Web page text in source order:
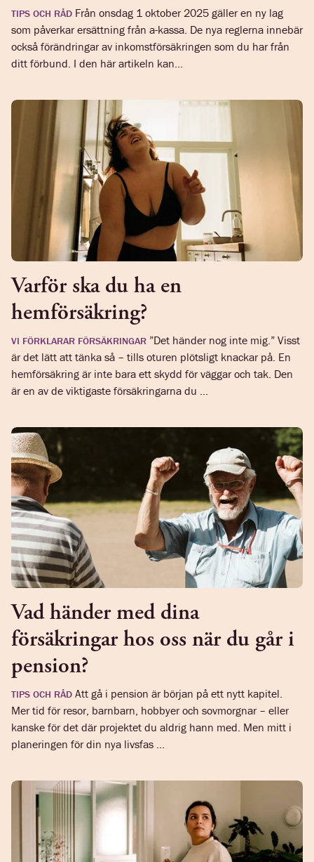
TIPS OCH RÅD Från onsdag 1 oktober 2025 gäller en ny lag
som påverkar ersättning från a-kassa. De nya reglerna innebär
också förändringar av inkomstförsäkringen som du har från
ditt förbund. I den här artikeln kan...
Varför ska du ha en
hemförsäkring?
VI FÖRKLARAR FÖRSÄKRINGAR ”Det händer nog inte mig.” Visst
är det lätt att tänka så – tills oturen plötsligt knackar på. En
hemförsäkring är inte bara ett skydd för väggar och tak. Den
är en av de viktigaste försäkringarna du ...
Vad händer med dina
försäkringar hos oss när du går i
pension?
TIPS OCH RÅD Att gå i pension är början på ett nytt kapitel.
Mer tid för resor, barnbarn, hobbyer och sovmorgnar – eller
kanske för det där projektet du aldrig hann med. Men mitt i
planeringen för din nya livsfas ...